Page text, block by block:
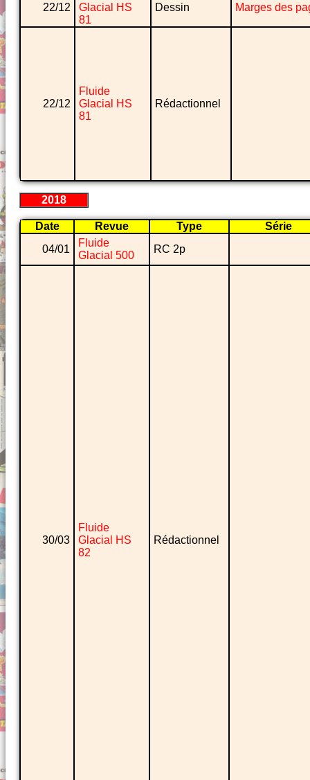
22/12
Glacial HS
81
Dessin Marges des
22/12
Fluide
Glacial HS
81
Rédactionnel
2018
Date Revue Type
Série
04/01
Fluide
Glacial 500
RC 2p
30/03
Fluide
Glacial HS
82
Rédactionnel